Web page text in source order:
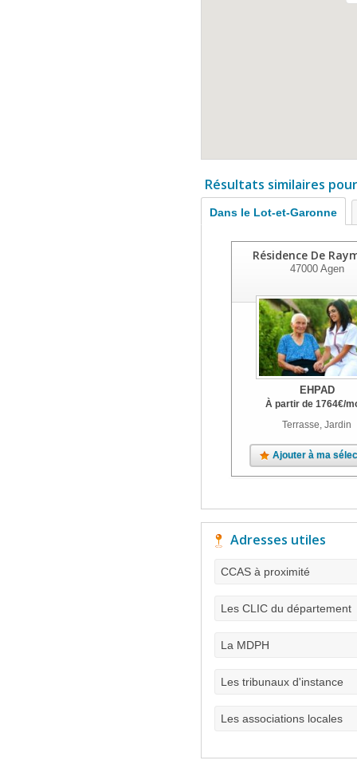
Résultats similaires
Dans le Lot-et-Garonne
Résidence De
47000Agen
EHPAD
À partir de 1764€/
Terrasse, Jardin
Ajouter à ma
Adresses utiles
CCAS à proximité
Les CLIC du département
La MDPH
Les tribunaux d'instance
Les associations locales